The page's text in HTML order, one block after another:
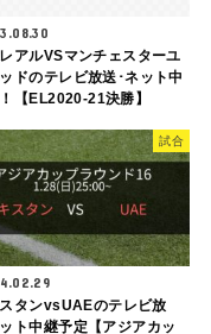
アルVSマンチェスターユ
ドのテレビ放送･ネット中
【EL2020-21決勝】
試合
タンvsUAEのテレビ放
ト中継予定【アジアカッ